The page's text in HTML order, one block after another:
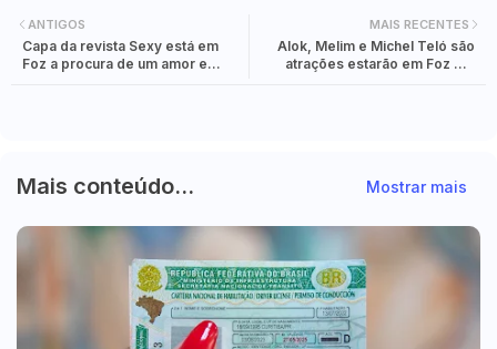
MAIS RECENTES
Alok, Melim e Michel Teló são
atrações estarão em Foz em
ANTIGOS
Capa da revista Sexy está em
Foz a procura de um amor e
Mais conteúdo... Mostrar mais